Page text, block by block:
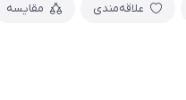
علاقه‌مندی مقایسه